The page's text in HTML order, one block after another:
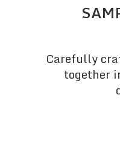
Carefully
together